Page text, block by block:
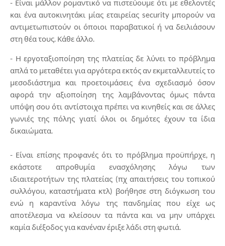
- Είναι μάλλον ρομαντικό να πιστεύουμε ότι με εθελοντές
και ένα αυτοκινητάκι μίας εταιρείας security μπορούν να
αντιμετωπιστούν οι όποιοι παραβατικοί ή να δειλιάσουν
στη θέα τους. Κάθε άλλο.
- Η εργοταξιοποίηση της πλατείας δε λύνει το πρόβλημα
απλά το μεταθέτει για αργότερα εκτός αν εκμεταλλευτείς το
μεσοδιάστημα και προετοιμάσεις ένα σχεδιασμό όσον
αφορά την αξιοποίηση της λαμβάνοντας όμως πάντα
υπόψη σου ότι αντίστοιχα πρέπει να κινηθείς και σε άλλες
γωνιές της πόλης γιατί όλοι οι δημότες έχουν τα ίδια
δικαιώματα.
- Είναι επίσης προφανές ότι το πρόβλημα προϋπήρχε, η
εκάστοτε απροθυμία ενασχόλησης λόγω των
ιδιαιτεροτήτων της πλατείας (πχ απαιτήσεις του τοπικού
συλλόγου, καταστήματα κτλ) βοήθησε στη διόγκωση του
ενώ η καραντίνα λόγω της πανδημίας που είχε ως
αποτέλεσμα να κλείσουν τα πάντα και να μην υπάρχει
καμία διέξοδος για κανέναν έριξε λάδι στη φωτιά.